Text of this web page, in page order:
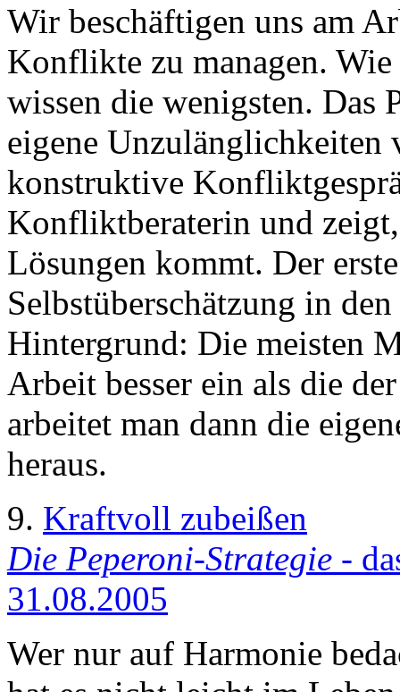
Wir beschäftigen uns am
Konflikte zu managen.
wissen die wenigsten. Das
eigene Unzulänglichkeiten
konstruktive
Konfliktberaterin und
Lösungen kommt. Der
Selbstüberschätzung in
Hintergrund: Die meisten
Arbeit besser ein als die
arbeitet man dann die
heraus.
9. Kraftvoll zubeißen
Die Peperoni-Strategie -
31.08.2005
Wer nur auf Harmonie